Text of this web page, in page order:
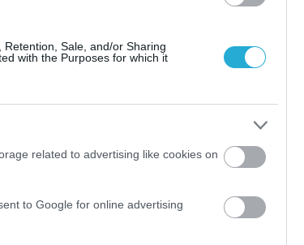
Sale, and/or Sharing
with the Purposes for which it
related to advertising like cookies on
to Google for online advertising